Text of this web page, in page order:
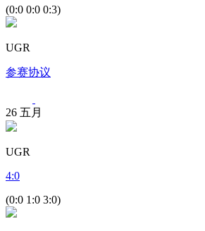
(0:0 0:0 0:3)
UGR
参赛协议
26 五月
UGR
4:0
(0:0 1:0 3:0)